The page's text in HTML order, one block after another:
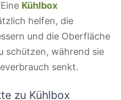
Kühlbox
helfen, die
und die Oberfläche
schützen, während sie
senkt.
zu Kühlbox